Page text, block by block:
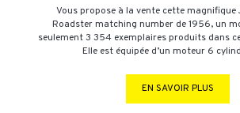
Vous propose à la vente cette magnifique
Roadster matching number de 1956, un
seulement 3 354 exemplaires produits dans
Elle est équipée d’un moteur 6
EN SAVOIR PLUS